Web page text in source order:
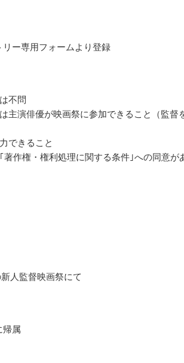
ー専用フォームより登録
不問
主演俳優が映画祭に参加できること（監督
できること
作権・権利処理に関する条件｣への同意が
人監督映画祭にて
帰属